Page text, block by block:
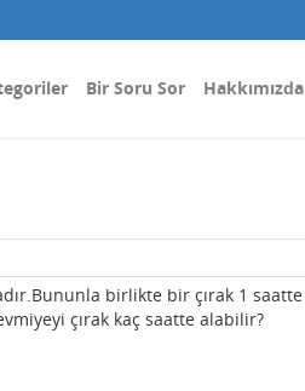
Bir Soru Sor Hakkımızda
birlikte bir çırak 1 saatte
çırak kaç saatte alabilir?